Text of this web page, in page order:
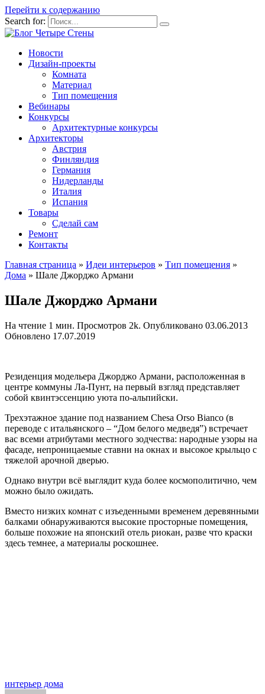
Перейти к содержанию
Search for:
Новости
Дизайн-проекты
Комната
Материал
Тип помещения
Вебинары
Конкурсы
Архитектурные конкурсы
Архитекторы
Австрия
Финляндия
Германия
Нидерланды
Италия
Испания
Товары
Сделай сам
Ремонт
Контакты
Главная страница » Идеи интерьеров » Тип помещения »
Дома » Шале Джорджо Армани
Шале Джорджо Армани
На чтение 1 мин. Просмотров 2k. Опубликовано 03.06.2013
Обновлено 17.07.2019
Резиденция модельера Джорджо Армани, расположенная в
центре коммуны Ла-Пунт, на первый взгляд представляет
собой квинтэссенцию уюта по-альпийски.
Трехэтажное здание под названием Chesa Orso Bianco (в
переводе с итальянского – “Дом белого медведя”) встречает
вас всеми атрибутами местного зодчества: народные узоры на
фасаде, непроницаемые ставни на окнах и высокое крыльцо с
тяжелой арочной дверью.
Однако внутри всё выглядит куда более космополитично, чем
можно было ожидать.
Вместо низких комнат с изъеденными временем деревянными
балками обнаруживаются высокие просторные помещения,
больше похожие на японский отель риокан, разве что краски
здесь темнее, а материалы роскошнее.
интерьер дома